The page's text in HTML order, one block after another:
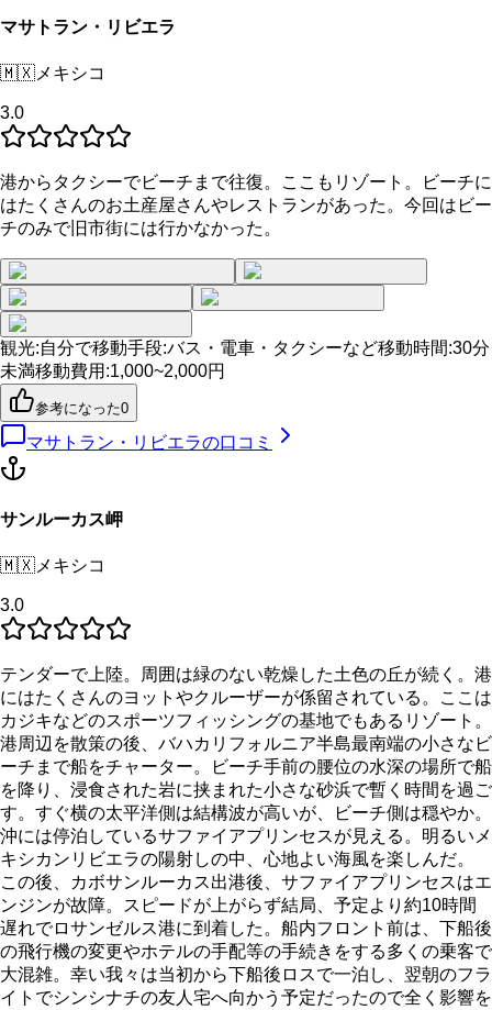
マサトラン・リビエラ
🇲🇽 メキシコ
3.0
港からタクシーでビーチまで往復。ここもリゾート。ビーチに
はたくさんのお土産屋さんやレストランがあった。今回はビー
チのみで旧市街には行かなかった。
観光:自分で移動手段:バス・電車・タクシーなど移動時間:30分
未満移動費用 :1,000~2,000円
参考になった0
マサトラン・リビエラの口コミ
サンルーカス岬
🇲🇽 メキシコ
3.0
テンダーで上陸。周囲は緑のない乾燥した土色の丘が続く。港
にはたくさんのヨットやクルーザーが係留されている。ここは
カジキなどのスポーツフィッシングの基地でもあるリゾート。
港周辺を散策の後、バハカリフォルニア半島最南端の小さなビ
ーチまで船をチャーター。ビーチ手前の腰位の水深の場所で船
を降り、浸食された岩に挟まれた小さな砂浜で暫く時間を過ご
す。すぐ横の太平洋側は結構波が高いが、ビーチ側は穏やか。
沖には停泊しているサファイアプリンセスが見える。明るいメ
キシカンリビエラの陽射しの中、心地よい海風を楽しんだ。
この後、カボサンルーカス出港後、サファイアプリンセスはエ
ンジンが故障。スピードが上がらず結局、予定より約10時間
遅れでロサンゼルス港に到着した。船内フロント前は、下船後
の飛行機の変更やホテルの手配等の手続きをする多くの乗客で
大混雑。幸い我々は当初から下船後ロスで一泊し、翌朝のフラ
イトでシンシナチの友人宅へ向かう予定だったので全く影響を